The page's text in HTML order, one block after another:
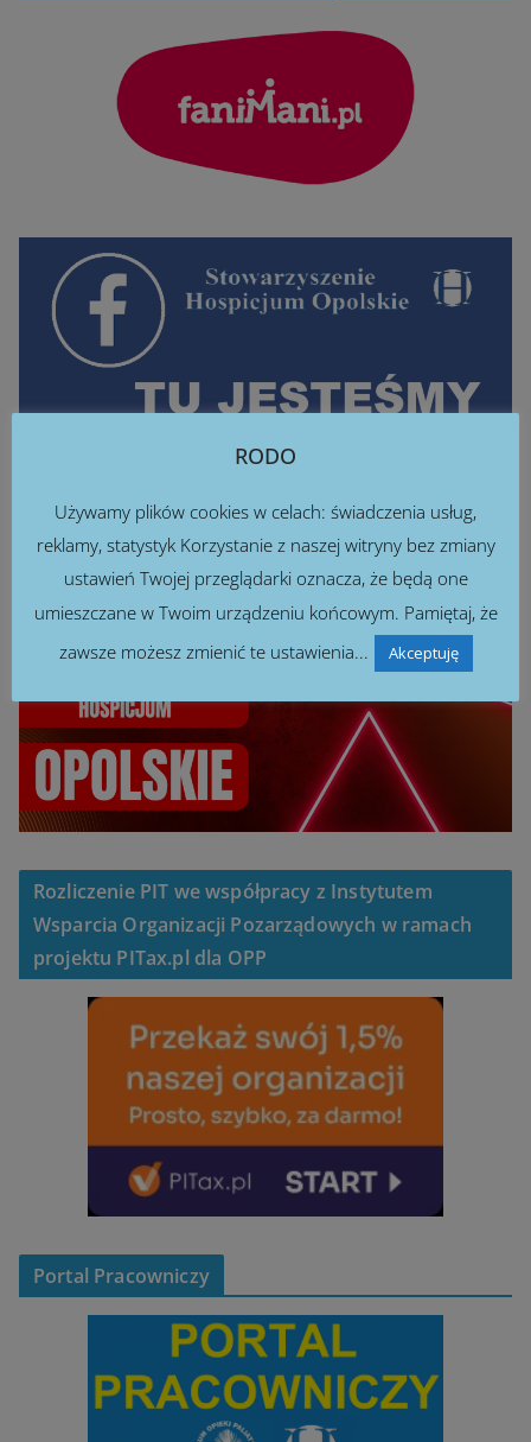
Rozliczenie PIT we współpracy z Instytutem
Wsparcia Organizacji Pozarządowych w ramach
projektu PITax.pl dla OPP
Portal Pracowniczy
RODO
Używamy plików cookies w celach: świadczenia usług,
reklamy, statystyk Korzystanie z naszej witryny bez zmiany
ustawień Twojej przeglądarki oznacza, że będą one
umieszczane w Twoim urządzeniu końcowym. Pamiętaj, że
zawsze możesz zmienić te ustawienia...
Akceptuję